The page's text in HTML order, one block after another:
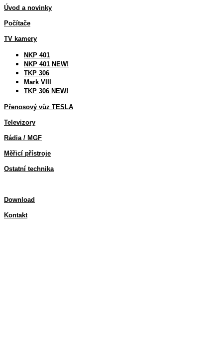
Úvod a novinky
Počítače
TV kamery
NKP 401
NKP 401 NEW!
TKP 306
Mark VIII
TKP 306 NEW!
Přenosový vůz TESLA
Televizory
Rádia / MGF
Měřicí přístroje
Ostatní technika
Download
Kontakt